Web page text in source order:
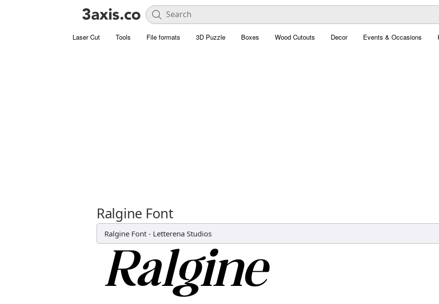
Laser Cut Tools File formats 3D Puzzle Boxes Wood Cutouts Decor Events & Occasions
Ralgine Font
Ralgine Font - Letterena Studios